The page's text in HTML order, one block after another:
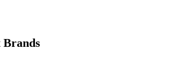
Brands